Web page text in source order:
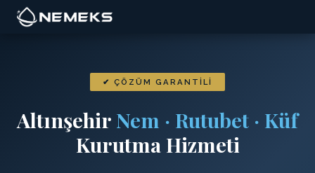
✔ ÇÖZÜM GARANTILI
Altınşehir Nem · Rutubet · Küf
Kurutma Hizmeti